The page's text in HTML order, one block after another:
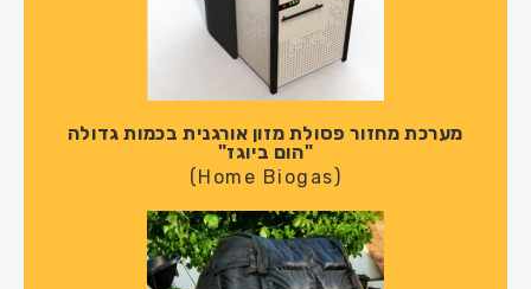
מערכת מחזור פסולת מזון אורגנית בכמות גדולה
"הום ביוגז"
(Home Biogas)​